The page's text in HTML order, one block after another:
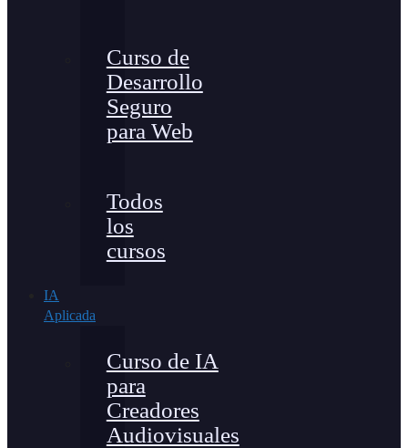
Curso de
Desarrollo
Seguro
para Web
Todos
los
cursos
IA
Aplicada
Curso de IA
para
Creadores
Audiovisuales